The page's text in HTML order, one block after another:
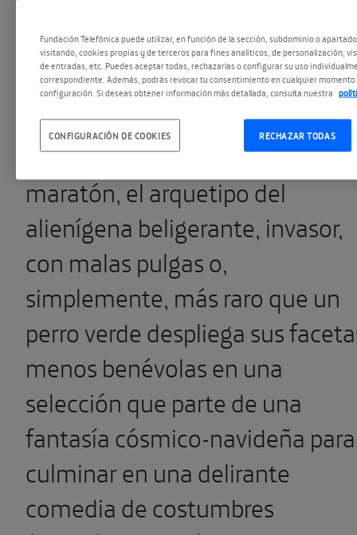
dios de la guerra, los marcianos
no estaban predestinados a ser
las criaturas más sociables de la
galaxia. En esta primera
maratón, el arquetipo del
alienígena beligerante, invasor,
con malas pulgas o,
simplemente, más raro que un
perro verde despliega sus
menos benévolas en una
selección que parte de una
fantasía cósmico-navideña para
culminar en una delirante
comedia de costumbres
Fundación Telefónica puede utilizar, en función de la sección, subdominio o
visitando, cookies propias y de terceros para fines analíticos, de personalización,
de entradas, etc. Puedes aceptar todas, rechazarlas o configurar su uso
correspondiente. Además, podrás revocar tu consentimiento en cualquier momento
configuración. Si deseas obtener información más detallada, consulta nuestra
RECHAZAR TODAS
CONFIGURACIÓN DE COOKIES